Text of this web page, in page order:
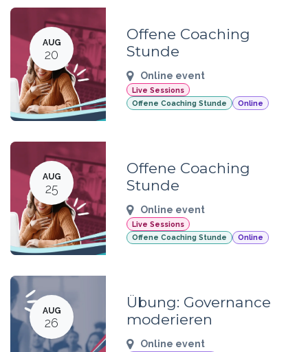
AUG
20
Offene Coaching
Stunde
Online event
Live Sessions
Offene Coaching Stunde
Online
AUG
25
Offene Coaching
Stunde
Online event
Live Sessions
Offene Coaching Stunde
Online
AUG
26
Übung: Governance
moderieren
Online event